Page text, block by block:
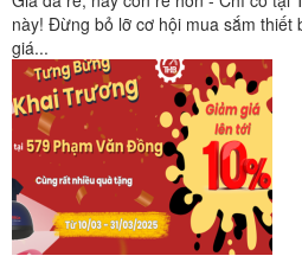
này! Đừng bỏ lỡ cơ hội mua sắm thiết
giá...